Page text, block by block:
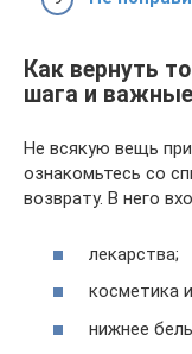
Как вернуть
шага и
Не всякую вещь
ознакомьтесь со
возврату. В него
лекарства;
косметика
нижнее